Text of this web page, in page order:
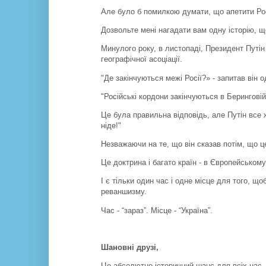
Але було б помилкою думати, що апетити
Дозвольте мені нагадати вам одну історію,
Минулого року, в листопаді, Президент
географічної асоціації.
"Де закінчуються межі Росії?» - запитав він
"Російські кордони закінчуються в
Це була правильна відповідь, але Путін
ніде!"
Незважаючи на те, що він сказав потім, що
Це доктрина і багато країн - в
І є тільки один час і одне місце для того,
реваншизму.
Час - “зараз”. Місце - “Україна”.
Шановні друзі,